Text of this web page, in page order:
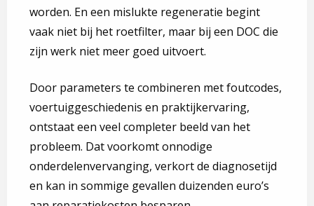
worden. En een mislukte regeneratie begint
vaak niet bij het roetfilter, maar bij een DOC die
zijn werk niet meer goed uitvoert.
Door parameters te combineren met foutcodes,
voertuiggeschiedenis en praktijkervaring,
ontstaat een veel completer beeld van het
probleem. Dat voorkomt onnodige
onderdelenvervanging, verkort de diagnosetijd
en kan in sommige gevallen duizenden euro’s